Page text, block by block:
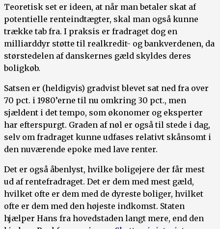
Teoretisk set er ideen, at når man betaler skat af
potentielle renteindtægter, skal man også kunne
trække tab fra. I praksis er fradraget dog en
milliarddyr støtte til realkredit- og bankverdenen, da
størstedelen af danskernes gæld skyldes deres
boligkøb.
Satsen er (heldigvis) gradvist blevet sat ned fra over
70 pct. i 1980’erne til nu omkring 30 pct., men
sjældent i det tempo, som økonomer og eksperter
har efterspurgt. Graden af nøl er også til stede i dag,
selv om fradraget kunne udfases relativt skånsomt i
den nuværende epoke med lave renter.
Det er også åbenlyst, hvilke boligejere der får mest
ud af rentefradraget. Det er dem med mest gæld,
hvilket ofte er dem med de dyreste boliger, hvilket
ofte er dem med den højeste indkomst. Staten
hjælper Hans fra hovedstaden langt mere, end den